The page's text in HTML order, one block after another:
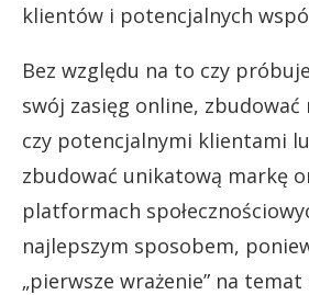
klientów i potencjalnych
Bez względu na to czy
swój zasięg online, zbudować
czy potencjalnymi klientami
zbudować unikatową markę
platformach
najlepszym sposobem,
„pierwsze wrażenie” na